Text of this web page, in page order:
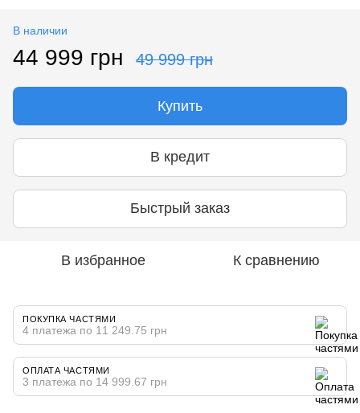
В наличии
44 999 грн 49 999 грн
Купить
В кредит
Быстрый заказ
В избранное К сравнению
ПОКУПКА ЧАСТЯМИ
4 платежа по 11 249.75 грн
ОПЛАТА ЧАСТЯМИ
3 платежа по 14 999.67 грн